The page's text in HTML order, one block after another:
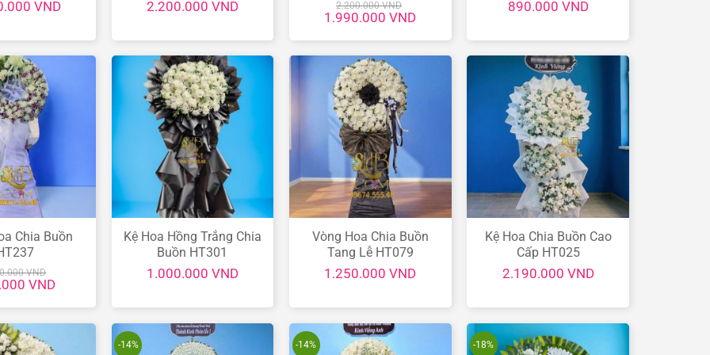
VND 2.200.000 VND 2.200.000VND
Giá
gốc
là:
1.990.000VNDGiá
tại
1.990.000 VND.
890.000 VND
Chia Buồn
VND
VNDGiá
tại
990.000 VND.
Kệ Hoa Hồng Trắng Chia
Buồn HT301
1.000.000 VND
Vòng Hoa Chia Buồn
Tang Lễ HT079
1.250.000VND
Kệ Hoa Chia Buồn Cao
Cấp HT025
2.190.000 VND
-14% -14% -18%